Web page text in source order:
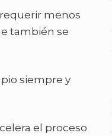
requerir menos
también se
siempre y
el proceso